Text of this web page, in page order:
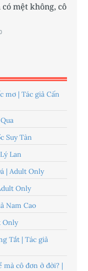
mệt không, cô
mơ | Tác giả Cấn
Suy Tàn
Lan
| Adult Only
Only
Nam Cao
Only
Tắt | Tác giả
cô đơn ở đời? |